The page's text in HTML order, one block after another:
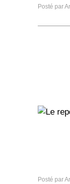
Posté par
Posté par